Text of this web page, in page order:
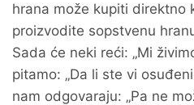
hrana može kupiti direktno
proizvodite sopstvenu
Sada će neki reći: „Mi
pitamo: „Da li ste vi
nam odgovaraju: „Pa ne